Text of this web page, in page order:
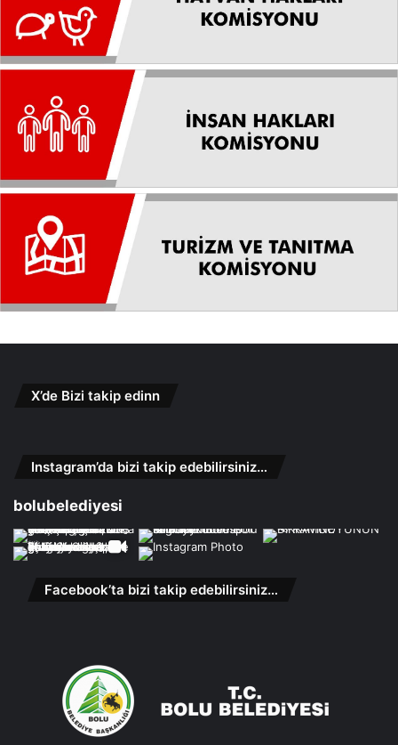
X’de Bizi takip edinn
Instagram’da bizi takip edebilirsiniz…
bolubelediyesi
Facebook’ta bizi takip edebilirsiniz…